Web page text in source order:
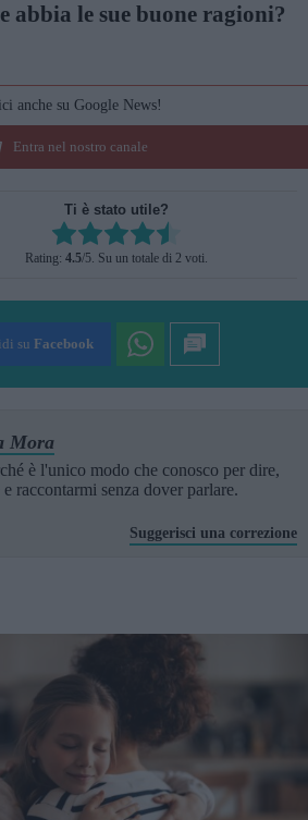
abbia le sue buone ragioni?
anche su Google News!
Entra nel nostro canale
Ti è stato utile?
Rate this item:
SUBMIT RATING
Rating: 4.5/5. Su un totale di 2 voti.
su Facebook
Mora
è l'unico modo che conosco per dire,
e raccontarmi senza dover parlare.
Suggerisci una correzione